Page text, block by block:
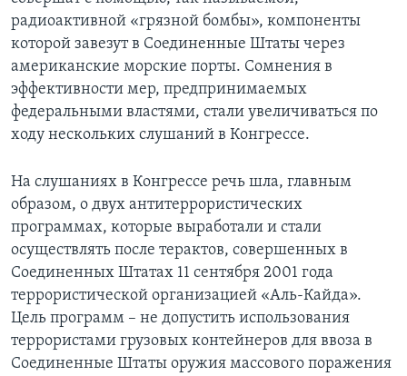
СОЦИАЛЬНЫЕ СЕТИ
Языки
радиоактивной «грязной бомбы», компоненты
которой завезут в Соединенные Штаты через
американские морские порты. Сомнения в
эффективности мер, предпринимаемых
федеральными властями, стали увеличиваться по
ходу нескольких слушаний в Конгрессе.
На слушаниях в Конгрессе речь шла, главным
образом, о двух антитеррористических
программах, которые выработали и стали
осуществлять после терактов, совершенных в
Соединенных Штатах 11 сентября 2001 года
террористической организацией «Аль-Кайда».
Цель программ – не допустить использования
террористами грузовых контейнеров для ввоза в
Соединенные Штаты оружия массового поражения